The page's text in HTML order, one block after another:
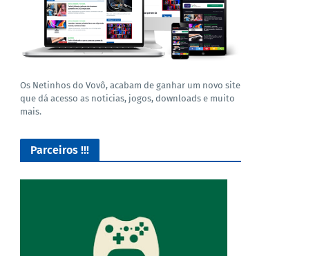
Os Netinhos do Vovô, acabam de ganhar um novo site
que dá acesso as noticias, jogos, downloads e muito
mais.
Parceiros !!!